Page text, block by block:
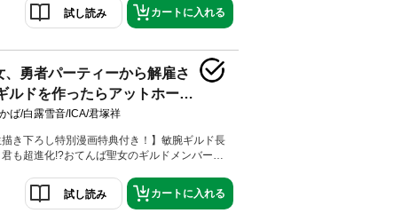
令嬢が突き進む、恋愛ファンタジー第６弾！原
番外編＆描き下ろしマンガW収録！精霊王たち
新たな真実が明らかになっちゃった。どうや
だけで、皇族の政権争いがあったみた
もあれ家族の幸せを優先するぞ！ と意気込
もやアクシデント発生!?エルドレッド殿下が
きて「なぜ誕生日の茶会に来ない？」って…そ
私は静かに暮らしたいだけなのに！」私が知ら
ないわよね!?全力令嬢が突き進む、恋愛ファ
試し読み カートに入れる
、勇者パーティーから解雇さ
ルドを作ったらアットホーム
ドに育ちました。@COMIC 第
下ろし漫画特典付き】
き下ろし特別漫画特典付き！】敏腕ギルド長
ー!! コミカライズ第2巻！描き下ろし特別漫画 ＆
音先生による書き下ろしSSをW収録!!
試し読み カートに入れる